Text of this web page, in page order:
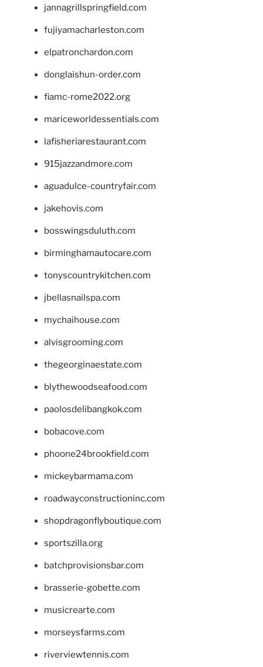
jannagrillspringfield.com
fujiyamacharleston.com
elpatronchardon.com
donglaishun-order.com
fiamc-rome2022.org
mariceworldessentials.com
lafisheriarestaurant.com
915jazzandmore.com
aguadulce-countryfair.com
jakehovis.com
bosswingsduluth.com
birminghamautocare.com
tonyscountrykitchen.com
jbellasnailspa.com
mychaihouse.com
alvisgrooming.com
thegeorginaestate.com
blythewoodseafood.com
paolosdelibangkok.com
bobacove.com
phoone24brookfield.com
mickeybarmama.com
roadwayconstructioninc.com
shopdragonflyboutique.com
sportszilla.org
batchprovisionsbar.com
brasserie-gobette.com
musicrearte.com
morseysfarms.com
riverviewtennis.com